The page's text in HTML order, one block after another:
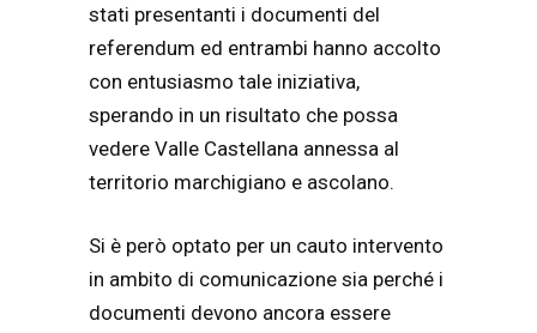
stati presentanti i documenti del
referendum ed entrambi hanno accolto
con entusiasmo tale iniziativa,
sperando in un risultato che possa
vedere Valle Castellana annessa al
territorio marchigiano e ascolano.
Si è però optato per un cauto intervento
in ambito di comunicazione sia perché i
documenti devono ancora essere